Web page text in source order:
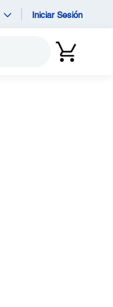
Iniciar Sesión